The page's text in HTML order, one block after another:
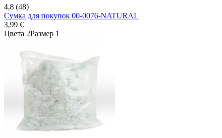
4,8 (48)
Сумка для покупок 00-0076-NATURAL
3,99 €
Цвета 2Размер 1